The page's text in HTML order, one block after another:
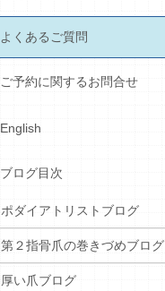
よくあるご質問
ご予約に関するお問合せ
English
ブログ目次
ポダイアトリストブログ
第２指骨爪の巻きづめブログ
厚い爪ブログ